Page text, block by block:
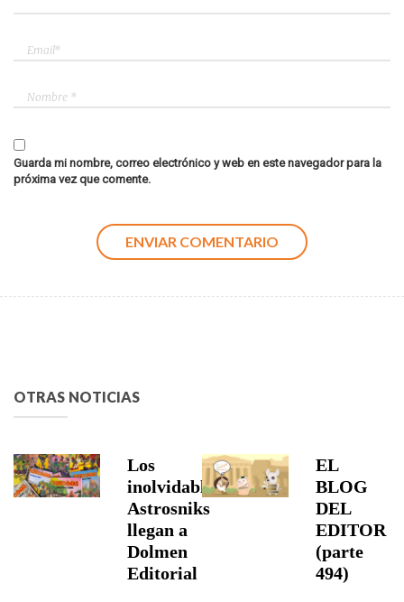
Guarda mi nombre, correo electrónico y web en este navegador para la
próxima vez que comente.
OTRAS NOTICIAS
Los
inolvidables
Astrosniks
llegan a
Dolmen
Editorial
EL
BLOG
DEL
EDITOR
(parte
494)